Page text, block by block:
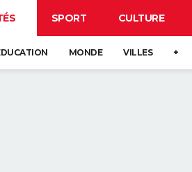
SPORT CULTURE
MONDE VILLES +